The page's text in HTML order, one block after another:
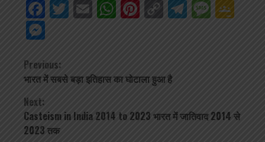
Facebook
Twitter
EmailWhatsApp
Pinterest
Copy
Continue
Reading
Previous:
भारत में सबसे बड़ा इतिहास का घोटाला हुआ है
Next:
Casteism in India 2014 to 2023 भारत में जातिवाद 2014 से
2023 तक